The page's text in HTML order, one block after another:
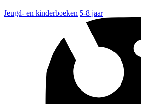
Jeugd- en kinderboeken 5-8 jaar